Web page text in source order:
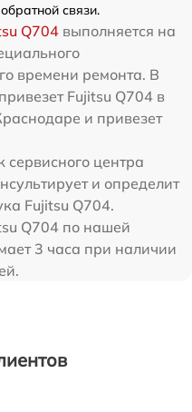
связи.
Q704 выполняется на
времени ремонта. В
Fujitsu Q704 в
и привезет
сервисного центра
и определит
Fujitsu Q704.
Q704 по нашей
3 часа при наличии